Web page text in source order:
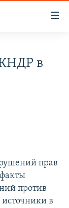
в
прав
против
источники в